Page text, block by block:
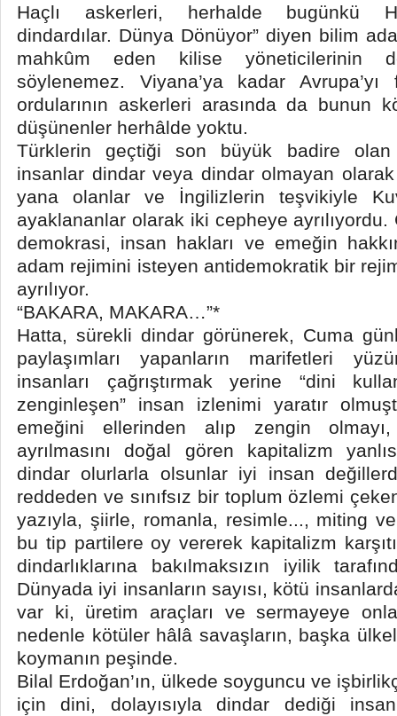
Haçlı askerleri, herhalde bugünkü
dindardılar. Dünya Dönüyor” diyen bilim
mahkûm eden kilise yöneticilerinin
söylenemez. Viyana’ya kadar
ordularının askerleri arasında da bunun
düşünenler herhâlde yoktu.
Türklerin geçtiği son büyük badire olan
insanlar dindar veya dindar olmayan olarak
yana olanlar ve İngilizlerin teşvikiyle
ayaklananlar olarak iki cepheye ayrılıyordu.
demokrasi, insan hakları ve emeğin
adam rejimini isteyen antidemokratik bir
ayrılıyor.
“BAKARA, MAKARA…”*
Hatta, sürekli dindar görünerek, Cuma
paylaşımları yapanların marifetleri
insanları çağrıştırmak yerine “dini
zenginleşen” insan izlenimi yaratır
emeğini ellerinden alıp zengin olmayı,
ayrılmasını doğal gören kapitalizm
dindar olurlarla olsunlar iyi insan
reddeden ve sınıfsız bir toplum özlemi
yazıyla, şiirle, romanla, resimle..., miting
bu tip partilere oy vererek kapitalizm
dindarlıklarına bakılmaksızın iyilik
Dünyada iyi insanların sayısı, kötü
var ki, üretim araçları ve sermayeye
nedenle kötüler hâlâ savaşların, başka
koymanın peşinde.
Bilal Erdoğan’ın, ülkede soyguncu ve
için dini, dolayısıyla dindar dediği